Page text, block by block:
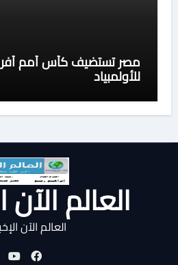
مصر تستضيف كأس أمم
للأولمبياد
العالم الآن
العالم الآن